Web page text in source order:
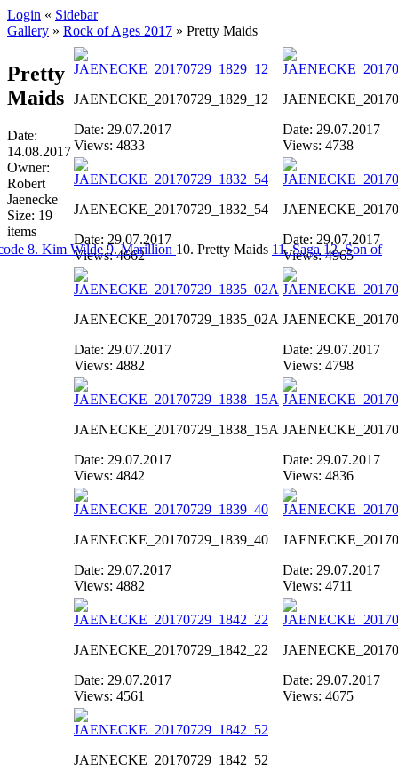
Login « Sidebar
Gallery » Rock of Ages 2017 » Pretty Maids
Pretty
Maids
Date:
14.08.2017
Owner:
Robert
Jaenecke
Size: 19
items
JAENECKE_20170729_1829_12
Date: 29.07.2017
Views: 4833
Date: 29.07.2017
Views: 4738
JAENECKE_20170729_1832_54
Date: 29.07.2017
Views: 4662
Date: 29.07.2017
Views: 4965
JAENECKE_20170729_1835_02A
Date: 29.07.2017
Views: 4882
Date: 29.07.2017
Views: 4798
JAENECKE_20170729_1838_15A
Date: 29.07.2017
Views: 4842
Date: 29.07.2017
Views: 4836
JAENECKE_20170729_1839_40
Date: 29.07.2017
Views: 4882
Date: 29.07.2017
Views: 4711
JAENECKE_20170729_1842_22
Date: 29.07.2017
Views: 4561
Date: 29.07.2017
Views: 4675
JAENECKE_20170729_1842_52
8. Kim Wilde9. Marillion 10. Pretty Maids 11. Saga12. Son of